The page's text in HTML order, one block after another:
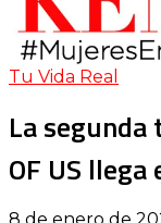
Tu Vida Real
La segunda
OF US llega